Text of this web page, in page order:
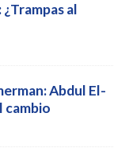
al
Abdul El-
cambio